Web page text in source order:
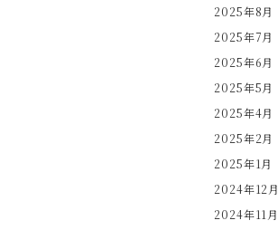
2025年8月
2025年7月
2025年6月
2025年5月
2025年4月
2025年2月
2025年1月
2024年12月
2024年11月